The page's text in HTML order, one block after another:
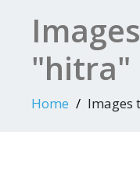
"hitra"
Home Images